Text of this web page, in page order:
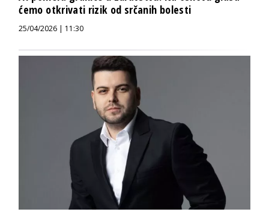
ćemo otkrivati rizik od srčanih bolesti
25/04/2026 | 11:30